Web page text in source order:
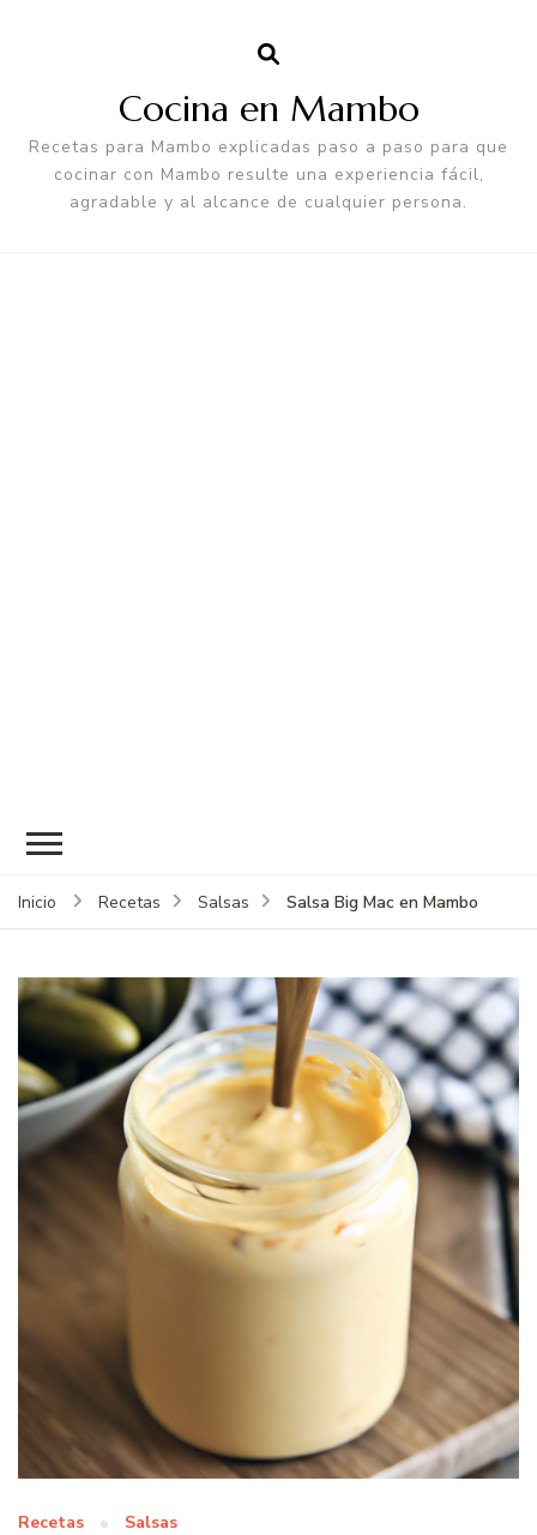
Cocina en Mambo
Recetas para Mambo explicadas paso a paso para que
cocinar con Mambo resulte una experiencia fácil,
agradable y al alcance de cualquier persona.
Inicio Recetas Salsas Salsa Big Mac en Mambo
Recetas Salsas